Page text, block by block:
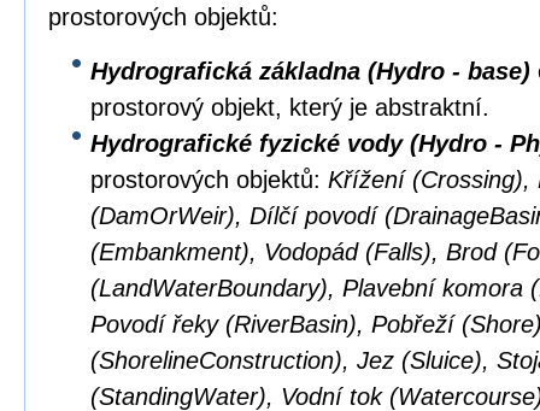
prostorových objektů:
Hydrografická základna (Hydro - base)
prostorový objekt, který je abstraktní.
Hydrografické fyzické vody (Hydro -
prostorových objektů: Křížení (Crossing),
(DamOrWeir), Dílčí povodí
(Embankment), Vodopád (Falls), Brod
(LandWaterBoundary), Plavební komora
Povodí řeky (RiverBasin), Pobřeží
(ShorelineConstruction), Jez (Sluice),
(StandingWater), Vodní tok